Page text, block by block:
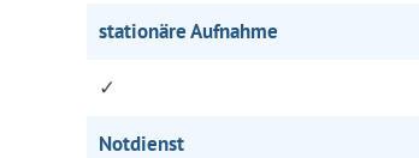
stationäre Aufnahme
✓
Notdienst